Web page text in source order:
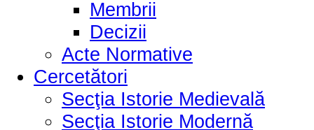
Membrii
Decizii
Acte Normative
Cercetători
Secţia Istorie Medievală
Secţia Istorie Modernă